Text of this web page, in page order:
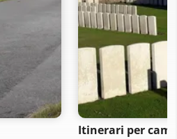
Itinerari per